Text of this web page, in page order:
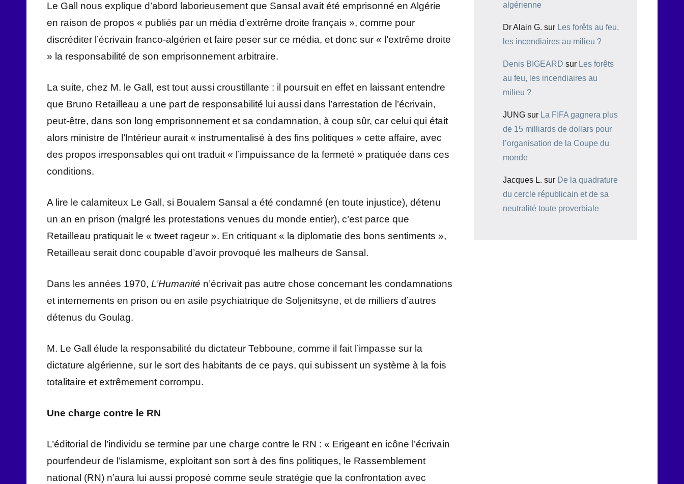
Le Gall nous explique d’abord laborieusement que Sansal avait été emprisonné en Algérie
en raison de propos « publiés par un média d’extrême droite français », comme pour
discréditer l’écrivain franco-algérien et faire peser sur ce média, et donc sur « l’extrême droite
» la responsabilité de son emprisonnement arbitraire.
La suite, chez M. le Gall, est tout aussi croustillante : il poursuit en effet en laissant entendre
que Bruno Retailleau a une part de responsabilité lui aussi dans l’arrestation de l’écrivain,
peut-être, dans son long emprisonnement et sa condamnation, à coup sûr, car celui qui était
alors ministre de l’Intérieur aurait « instrumentalisé à des fins politiques » cette affaire, avec
des propos irresponsables qui ont traduit « l’impuissance de la fermeté » pratiquée dans ces
conditions.
A lire le calamiteux Le Gall, si Boualem Sansal a été condamné (en toute injustice), détenu
un an en prison (malgré les protestations venues du monde entier), c’est parce que
Retailleau pratiquait le « tweet rageur ». En critiquant « la diplomatie des bons sentiments »,
Retailleau serait donc coupable d’avoir provoqué les malheurs de Sansal.
Dans les années 1970, L’Humanité n’écrivait pas autre chose concernant les condamnations
et internements en prison ou en asile psychiatrique de Soljenitsyne, et de milliers d’autres
détenus du Goulag.
M. Le Gall élude la responsabilité du dictateur Tebboune, comme il fait l’impasse sur la
dictature algérienne, sur le sort des habitants de ce pays, qui subissent un système à la fois
totalitaire et extrêmement corrompu.
Une charge contre le RN
L’éditorial de l’individu se termine par une charge contre le RN : « Erigeant en icône l’écrivain
pourfendeur de l’islamisme, exploitant son sort à des fins politiques, le Rassemblement
national (RN) n’aura lui aussi proposé comme seule stratégie que la confrontation avec
algérienne
Dr Alain G. sur Les forêts au feu,
les incendiaires au milieu ?
Denis BIGEARD sur Les forêts
au feu, les incendiaires au
milieu ?
JUNG sur La FIFA gagnera plus
de 15 milliards de dollars pour
l’organisation de la Coupe du
monde
Jacques L. sur De la quadrature
du cercle républicain et de sa
neutralité toute proverbiale